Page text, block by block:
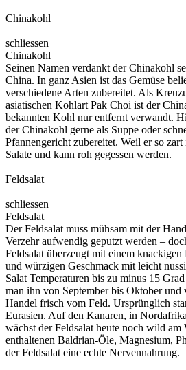
Chinakohl
schliessen
Chinakohl
Seinen Namen verdankt der Chinakohl
China. In ganz Asien ist das Gemüse
verschiedene Arten zubereitet. Als
asiatischen Kohlart Pak Choi ist der
bekannten Kohl nur entfernt verwandt.
der Chinakohl gerne als Suppe oder
Pfannengericht zubereitet. Weil er so
Salate und kann roh gegessen werden.
Feldsalat
schliessen
Feldsalat
Der Feldsalat muss mühsam mit der
Verzehr aufwendig geputzt werden –
Feldsalat überzeugt mit einem
und würzigen Geschmack mit leicht
Salat Temperaturen bis zu minus 15
man ihn von September bis Oktober und
Handel frisch vom Feld. Ursprünglich
Eurasien. Auf den Kanaren, in
wächst der Feldsalat heute noch wild am
enthaltenen Baldrian-Öle, Magnesium,
der Feldsalat eine echte Nervennahrung.